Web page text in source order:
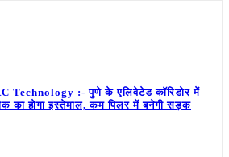
Technology :- पुणे के एलिवेटेड कॉरिडोर में
का होगा इस्तेमाल, कम पिलर में बनेगी सड़क